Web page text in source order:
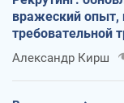
вражеский опыт,
требовательной
Александр Кирш